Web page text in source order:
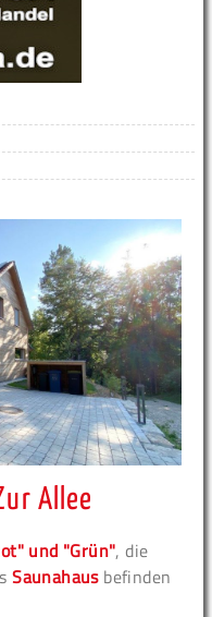
Allee
und "Grün", die
Saunahausbefinden